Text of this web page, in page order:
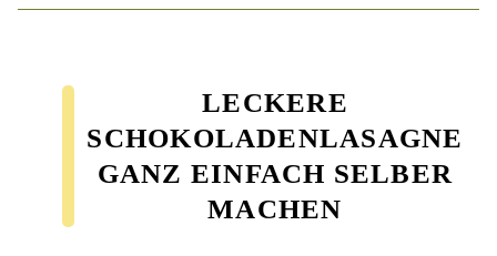
LECKERE
SCHOKOLADENLASAGNE
GANZ EINFACH SELBER
MACHEN